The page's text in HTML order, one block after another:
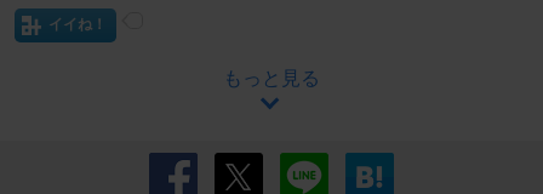
イイね！
もっと見る